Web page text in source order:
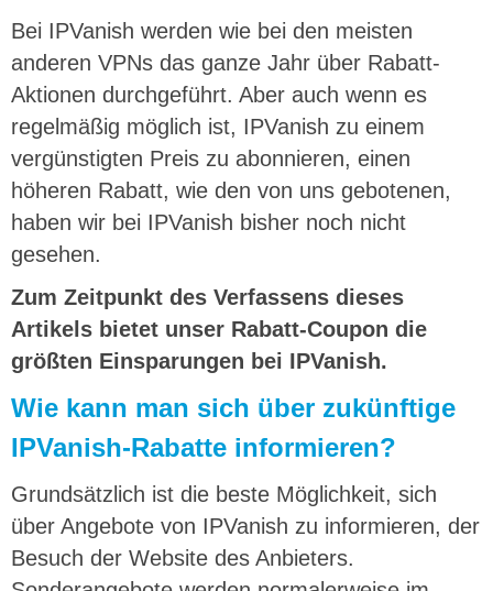
Bei IPVanish werden wie bei den meisten
anderen VPNs das ganze Jahr über Rabatt-
Aktionen durchgeführt. Aber auch wenn es
regelmäßig möglich ist, IPVanish zu einem
vergünstigten Preis zu abonnieren, einen
höheren Rabatt, wie den von uns gebotenen,
haben wir bei IPVanish bisher noch nicht
gesehen.
Zum Zeitpunkt des Verfassens dieses
Artikels bietet unser Rabatt-Coupon die
größten Einsparungen bei IPVanish.
Wie kann man sich über zukünftige
IPVanish-Rabatte informieren?
Grundsätzlich ist die beste Möglichkeit, sich
über Angebote von IPVanish zu informieren, der
Besuch der Website des Anbieters.